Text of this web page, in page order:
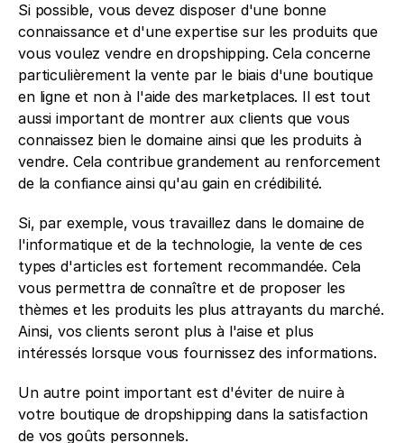
Si possible, vous devez disposer d'une bonne
connaissance et d'une expertise sur les produits que
vous voulez vendre en dropshipping. Cela concerne
particulièrement la vente par le biais d'une boutique
en ligne et non à l'aide des marketplaces. Il est tout
aussi important de montrer aux clients que vous
connaissez bien le domaine ainsi que les produits à
vendre. Cela contribue grandement au renforcement
de la confiance ainsi qu'au gain en crédibilité.
Si, par exemple, vous travaillez dans le domaine de
l'informatique et de la technologie, la vente de ces
types d'articles est fortement recommandée. Cela
vous permettra de connaître et de proposer les
thèmes et les produits les plus attrayants du marché.
Ainsi, vos clients seront plus à l'aise et plus
intéressés lorsque vous fournissez des informations.
Un autre point important est d'éviter de nuire à
votre boutique de dropshipping dans la satisfaction
de vos goûts personnels.